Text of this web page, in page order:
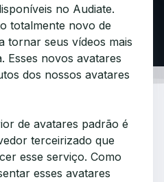
no Audiate.
totalmente novo de
tornar seus vídeos mais
Esses novos avatares
dos nossos avatares
de avatares padrão é
terceirizado que
esse serviço. Como
esses avatares